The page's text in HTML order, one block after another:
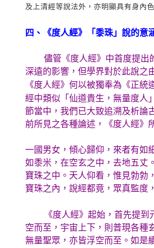
及上清經等說法外，亦明顯具有身內
四、《度人經》「黍珠」說的意
儘管《度人經》中首度提出的
深遠的影響，但學界對於此說之
《度人經》何以被獨奉為《正
經中類似「仙道貴生，無量度人
節當中，我們已大致追溯及析論
前所見之各種論述，《度人經》
一國男女，傾心歸仰，來者有如
如黍米，在空玄之中，去地五丈
寶珠之中。天人仰看，惟見勃勃
寶珠之內，說經都竟，眾真監度
《度人經》起始，首先提到元
空而至，宇宙上下，則普現各種
無量聖眾，亦皆浮空而至。如是